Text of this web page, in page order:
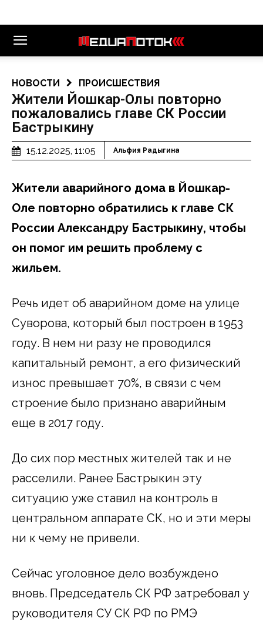
НОВОСТИ ПРОИСШЕСТВИЯ
Жители Йошкар-Олы повторно
пожаловались главе СК России
Бастрыкину
15.12.2025, 11:05 Альфия Радыгина
Жители аварийного дома в Йошкар-
Оле повторно обратились к главе СК
России Александру Бастрыкину, чтобы
он помог им решить проблему с
жильем.
Речь идет об аварийном доме на улице
Суворова, который был построен в 1953
году. В нем ни разу не проводился
капитальный ремонт, а его физический
износ превышает 70%, в связи с чем
строение было признано аварийным
еще в 2017 году.
До сих пор местных жителей так и не
расселили. Ранее Бастрыкин эту
ситуацию уже ставил на контроль в
центральном аппарате СК, но и эти меры
ни к чему не привели.
Сейчас уголовное дело возбуждено
вновь. Председатель СК РФ затребовал у
руководителя СУ СК РФ по РМЭ